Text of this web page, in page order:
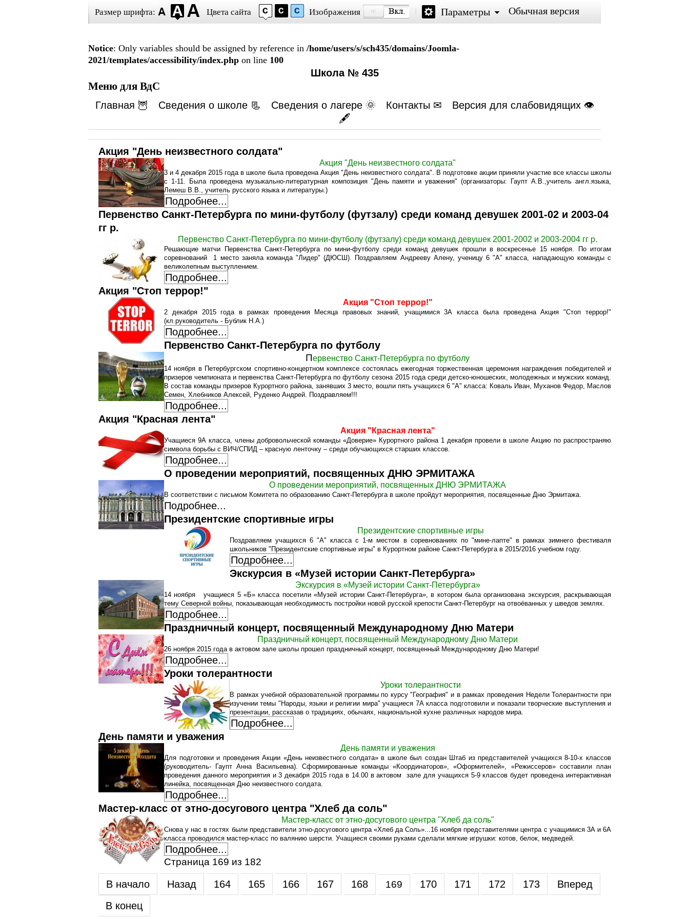
Размер шрифта: Цвета сайта Изображения Параметры Обычная версия
Notice: Only variables should be assigned by reference in /home/users/s/sch435/domains/Joomla-
2021/templates/accessibility/index.php on line 100
Школа № 435
Меню для ВдС
Главная 🦉 Сведения о школе 📃 Сведения о лагере 🌞 Контакты ✉
Версия для слабовидящих 👁
🖋
Акция "День неизвестного солдата"
Акция "День неизвестного солдата"
3 и 4 декабря 2015 года в школе была проведена Акция "День неизвестного солдата". В подготовке акции приняли участие все классы школы
с 1-11. Была проведена музыкально-литературная композиция "День памяти и уважения" (организаторы: Гаупт А.В.,учитель англ.языка,
Лемеш В.В., учитель русского языка и литературы.)
Подробнее...
Первенство Санкт-Петербурга по мини-футболу (футзалу) среди команд девушек 2001-02 и 2003-04
гг р.
Первенство Санкт-Петербурга по мини-футболу (футзалу) среди команд девушек 2001-2002 и 2003-2004 гг р.
Решающие матчи Первенства Санкт-Петербурга по мини-футболу среди команд девушек прошли в воскресенье 15 ноября. По итогам
соревнований 1 место заняла команда "Лидер" (ДЮСШ). Поздравляем Андрееву Алену, ученицу 6 "А" класса, нападающую команды с
великолепным выступлением.
Подробнее...
Акция "Стоп террор!"
Акция "Стоп террор!"
2 декабря 2015 года в рамках проведения Месяца правовых знаний, учащимися 3А класса была проведена Акция "Стоп террор!"
(кл.руководитель - Бублик Н.А.)
Подробнее...
Первенство Санкт-Петербурга по футболу
Первенство Санкт-Петербурга по футболу
14 ноября в Петербургском спортивно-концертном комплексе состоялась ежегодная торжественная церемония награждения победителей и
призеров чемпионата и первенства Санкт-Петербурга по футболу сезона 2015 года среди детско-юношеских, молодежных и мужских команд.
В состав команды призеров Курортного района, занявших 3 место, вошли пять учащихся 6 "А" класса: Коваль Иван, Муханов Федор, Маслов
Семен, Хлебников Алексей, Руденко Андрей. Поздравляем!!!
Подробнее...
Акция "Красная лента"
Акция "Красная лента"
Учащиеся 9А класса, члены добровольческой команды «Доверие» Курортного района 1 декабря провели в школе Акцию по распространяю
символа борьбы с ВИЧ/СПИД – красную ленточку – среди обучающихся старших классов.
Подробнее...
О проведении мероприятий, посвященных ДНЮ ЭРМИТАЖА
О проведении мероприятий, посвященных ДНЮ ЭРМИТАЖА
В соответствии с письмом Комитета по образованию Санкт-Петербурга в школе пройдут мероприятия, посвященные Дню Эрмитажа.
Подробнее...
Президентские спортивные игры
Президентские спортивные игры
Поздравляем учащихся 6 "А" класса с 1-м местом в соревнованиях по "мине-лапте" в рамках зимнего фестиваля
школьников "Президентские спортивные игры" в Курортном районе Санкт-Петербурга в 2015/2016 учебном году.
Подробнее...
Экскурсия в «Музей истории Санкт-Петербурга»
Экскурсия в «Музей истории Санкт-Петербурга»
14 ноября учащиеся 5 «Б» класса посетили «Музей истории Санкт-Петербурга», в котором была организована экскурсия, раскрывающая
тему Северной войны, показывающая необходимость постройки новой русской крепости Санкт-Петербург на отвоёванных у шведов землях.
Подробнее...
Праздничный концерт, посвященный Международному Дню Матери
Праздничный концерт, посвященный Международному Дню Матери
26 ноября 2015 года в актовом зале школы прошел праздничный концерт, посвященный Международному Дню Матери!
Подробнее...
Уроки толерантности
Уроки толерантности
В рамках учебной образовательной программы по курсу "География" и в рамках проведения Недели Толерантности при
изучении темы "Народы, языки и религии мира" учащиеся 7А класса подготовили и показали творческие выступления и
презентации, рассказав о традициях, обычаях, национальной кухне различных народов мира.
Подробнее...
День памяти и уважения
День памяти и уважения
Для подготовки и проведения Акции «День неизвестного солдата» в школе был создан Штаб из представителей учащихся 8-10-х классов
(руководитель- Гаупт Анна Васильевна). Сформированные команды «Координаторов», «Оформителей», «Режиссеров» составили план
проведения данного мероприятия и 3 декабря 2015 года в 14.00 в актовом зале для учащихся 5-9 классов будет проведена интерактивная
линейка, посвященная Дню неизвестного солдата.
Подробнее...
Мастер-класс от этно-досугового центра "Хлеб да соль"
Мастер-класс от этно-досугового центра "Хлеб да соль"
Снова у нас в гостях были представители этно-досугового центра «Хлеб да Соль»...16 ноября представителями центра с учащимися 3А и 6А
класса проводился мастер-класс по валянию шерсти. Учащиеся своими руками сделали мягкие игрушки: котов, белок, медведей.
Подробнее...
Страница 169 из 182
В начало Назад 164 165 166 167 168 169 170 171 172 173
Вперед
В конец